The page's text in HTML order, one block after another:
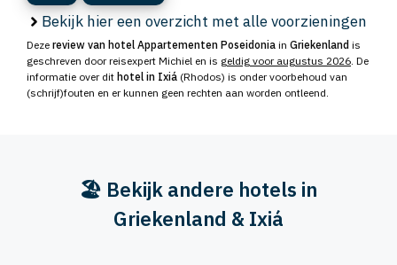
Bekijk hier een overzicht met alle voorzieningen
Deze review van hotel Appartementen Poseidonia in Griekenland is
geschreven door reisexpert Michiel en is geldig voor augustus 2026. De
informatie over dit hotel in Ixiá (Rhodos) is onder voorbehoud van
(schrijf)fouten en er kunnen geen rechten aan worden ontleend.
🏖️ Bekijk andere hotels in
Griekenland & Ixiá